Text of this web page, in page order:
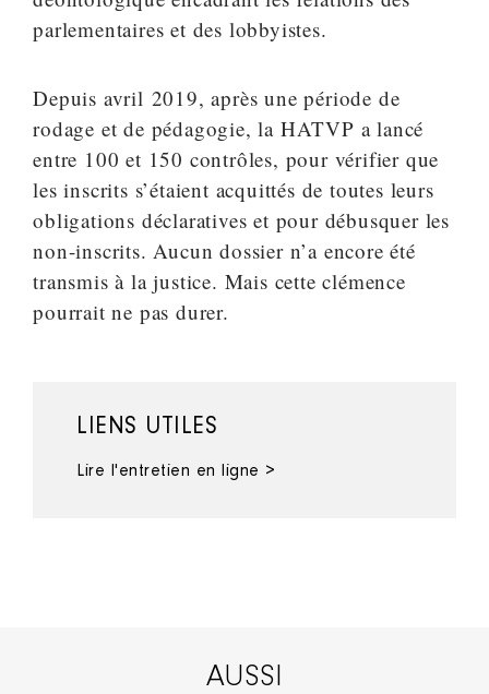
parlementaires et des lobbyistes.
Depuis avril 2019, après une période de
rodage et de pédagogie, la HATVP a lancé
entre 100 et 150 contrôles, pour vérifier que
les inscrits s’étaient acquittés de toutes leurs
obligations déclaratives et pour débusquer les
non-inscrits. Aucun dossier n’a encore été
transmis à la justice. Mais cette clémence
pourrait ne pas durer.
LIENS UTILES
Lire l'entretien en ligne >
AUSSI